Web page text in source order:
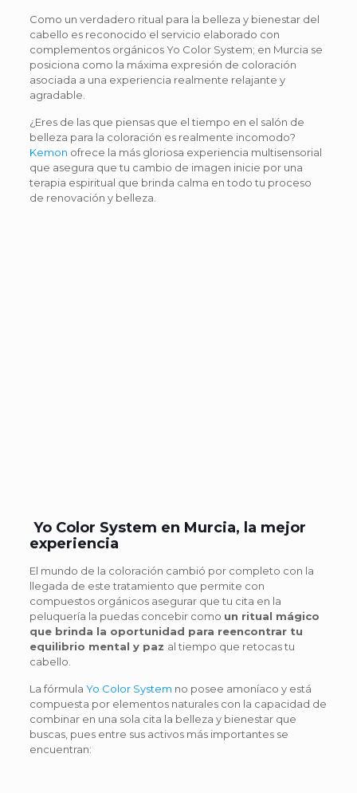
Como un verdadero ritual para la belleza y bienestar del
cabello es reconocido el servicio elaborado con
complementos orgánicos Yo Color System; en Murcia se
posiciona como la máxima expresión de coloración
asociada a una experiencia realmente relajante y
agradable.
¿Eres de las que piensas que el tiempo en el salón de
belleza para la coloración es realmente incomodo?
Kemon ofrece la más gloriosa experiencia multisensorial
que asegura que tu cambio de imagen inicie por una
terapia espiritual que brinda calma en todo tu proceso
de renovación y belleza.
Yo Color System en Murcia, la mejor
experiencia
El mundo de la coloración cambió por completo con la
llegada de este tratamiento que permite con
compuestos orgánicos asegurar que tu cita en la
peluquería la puedas concebir como un ritual mágico
que brinda la oportunidad para reencontrar tu
equilibrio mental y paz al tiempo que retocas tu
cabello.
La fórmula Yo Color System no posee amoníaco y está
compuesta por elementos naturales con la capacidad de
combinar en una sola cita la belleza y bienestar que
buscas, pues entre sus activos más importantes se
encuentran: